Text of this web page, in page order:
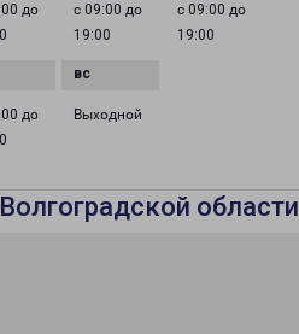
до
с 09:00 до
19:00
с 09:00 до
19:00
до
Выходной
области